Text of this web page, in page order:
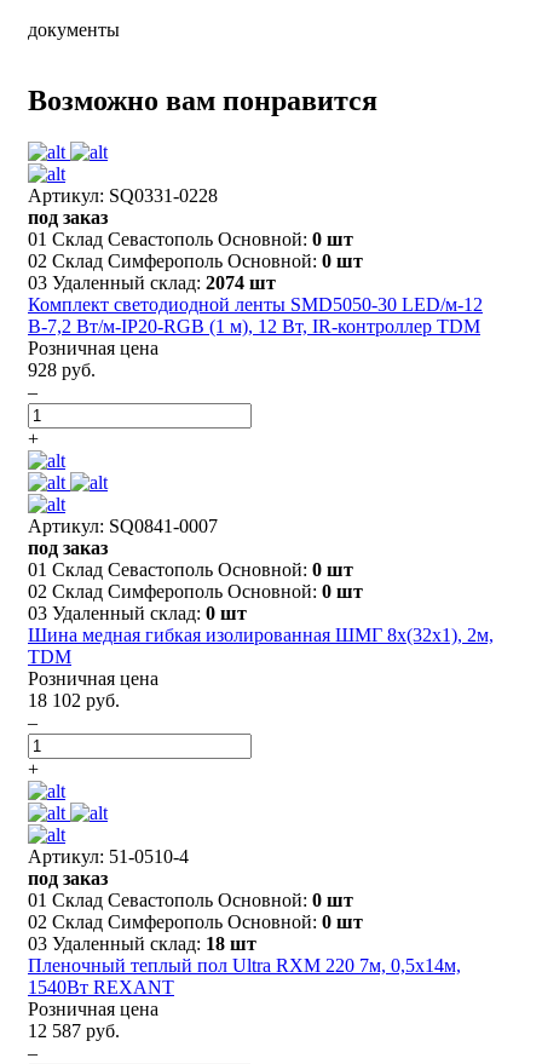
документы
Возможно вам понравится
Артикул: SQ0331-0228
под заказ
01 Склад Севастополь Основной: 0 шт
02 Склад Симферополь Основной: 0 шт
03 Удаленный склад: 2074 шт
Комплект светодиодной ленты SMD5050-30 LED/м-12
В-7,2 Вт/м-IP20-RGB (1 м), 12 Вт, IR-контроллер TDM
Розничная цена
928 руб.
–
+
Артикул: SQ0841-0007
под заказ
01 Склад Севастополь Основной: 0 шт
02 Склад Симферополь Основной: 0 шт
03 Удаленный склад: 0 шт
Шина медная гибкая изолированная ШМГ 8х(32х1), 2м,
TDM
Розничная цена
18 102 руб.
–
+
Артикул: 51-0510-4
под заказ
01 Склад Севастополь Основной: 0 шт
02 Склад Симферополь Основной: 0 шт
03 Удаленный склад: 18 шт
Пленочный теплый пол Ultra RXM 220 7м, 0,5х14м,
1540Вт REXANT
Розничная цена
12 587 руб.
–